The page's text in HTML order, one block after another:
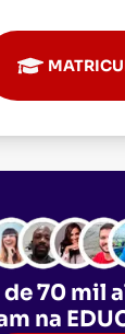
de 70 mil
na